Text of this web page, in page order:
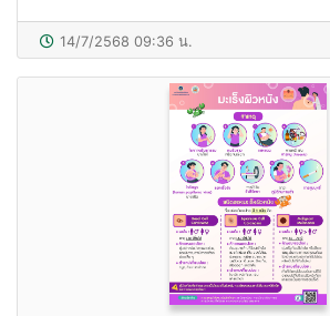
14/7/2568 09:36 น.